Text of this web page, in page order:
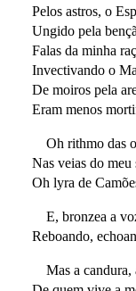
Pelos astros, o
Ungido pela
Falas da minha
Invectivando o
De moiros pela
Eram menos
Oh rithmo das
Nas veias do meu
Oh lyra de
E, bronzea a
Reboando,
Mas a candura,